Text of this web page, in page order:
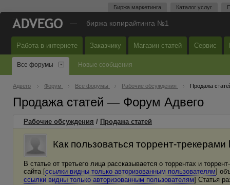
Биржа маркетинга Каталог услуг
— биржа копирайтинга №1
Работа в интернете Заказчику Магазин статей Сервис
Все форумы Новые сообщения
Адвего Форум Все форумы Рабочие обсуждения Продажа
Продажа статей — Форум Адвего
Рабочие обсуждения / Продажа статей
Как пользоваться торрент-
В статье от третьего лица рассказывается о торрентах и
сайта [ссылки видны только авторизованным пользователям]
ссылки видны только авторизованным пользователям] Статья